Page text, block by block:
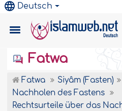
Deutsch
Fatwa
Fatwa
Siyâm (Fasten)
Nachholen des Fastens
Rechtsurteile über das